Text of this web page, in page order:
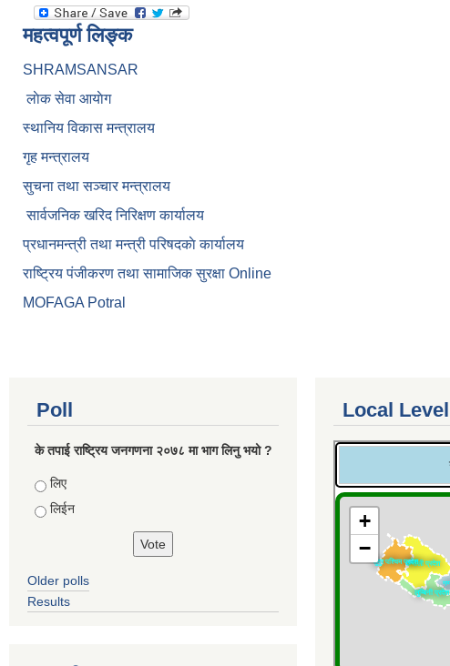
महत्वपूर्ण लिङ्क
SHRAMSANSAR
लाेक सेवा आयाेग
स्थानिय विकास मन्त्रालय
गृह मन्त्रालय
सुचना तथा सञ्चार मन्त्रालय
सार्वजनिक खरिद निरिक्षण कार्यालय
प्रधानमन्त्री तथा मन्त्री परिषदकाे कार्यालय
राष्ट्रिय पंजीकरण तथा सामाजिक सुरक्षा Online
MOFAGA Potral
Poll
के तपाई राष्ट्रिय जनगणना २०७८ मा भाग लिनु भयो ?
Choices
लिए
लिईन
Older polls
Results
Local Level